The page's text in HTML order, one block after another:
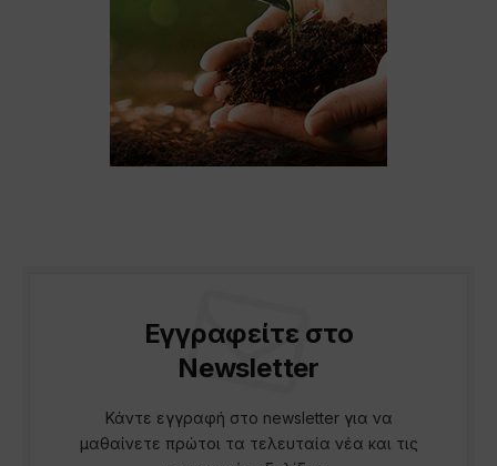
Εγγραφείτε στο
Newsletter
Κάντε εγγραφή στο newsletter για να
μαθαίνετε πρώτοι τα τελευταία νέα και τις